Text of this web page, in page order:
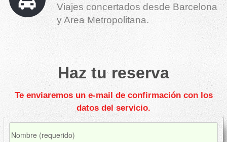
Viajes concertados desde Barcelona
y Area Metropolitana.
Haz tu reserva
Te enviaremos un e-mail de confirmación con los
datos del servicio.